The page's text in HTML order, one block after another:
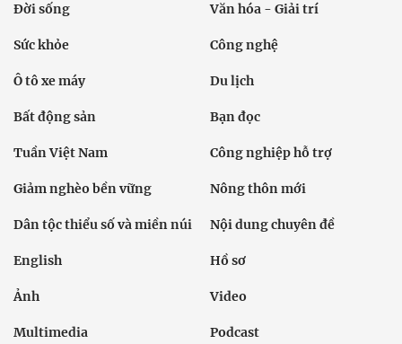
Đời sống Văn hóa - Giải trí
Sức khỏe Công nghệ
Ô tô xe máy Du lịch
Bất động sản Bạn đọc
Tuần Việt Nam Công nghiệp hỗ trợ
Giảm nghèo bền vững Nông thôn mới
Dân tộc thiểu số và miền núi Nội dung chuyên đề
English Hồ sơ
Ảnh Video
Multimedia Podcast